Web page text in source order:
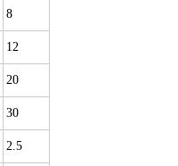
8
12
20
30
2.5